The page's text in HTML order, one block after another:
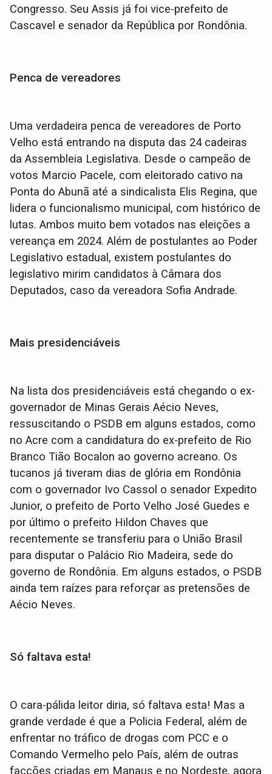
Congresso. Seu Assis já foi vice-prefeito de
Cascavel e senador da República por Rondônia.
Penca de vereadores
Uma verdadeira penca de vereadores de Porto
Velho está entrando na disputa das 24 cadeiras
da Assembleia Legislativa. Desde o campeão de
votos Marcio Pacele, com eleitorado cativo na
Ponta do Abunã até a sindicalista Elis Regina, que
lidera o funcionalismo municipal, com histórico de
lutas. Ambos muito bem votados nas eleições a
vereança em 2024. Além de postulantes ao Poder
Legislativo estadual, existem postulantes do
legislativo mirim candidatos à Câmara dos
Deputados, caso da vereadora Sofia Andrade.
Mais presidenciáveis
Na lista dos presidenciáveis está chegando o ex-
governador de Minas Gerais Aécio Neves,
ressuscitando o PSDB em alguns estados, como
no Acre com a candidatura do ex-prefeito de Rio
Branco Tião Bocalon ao governo acreano. Os
tucanos já tiveram dias de glória em Rondônia
com o governador Ivo Cassol o senador Expedito
Junior, o prefeito de Porto Velho José Guedes e
por último o prefeito Hildon Chaves que
recentemente se transferiu para o União Brasil
para disputar o Palácio Rio Madeira, sede do
governo de Rondônia. Em alguns estados, o PSDB
ainda tem raízes para reforçar as pretensões de
Aécio Neves.
Só faltava esta!
O cara-pálida leitor diria, só faltava esta! Mas a
grande verdade é que a Policia Federal, além de
enfrentar no tráfico de drogas com PCC e o
Comando Vermelho pelo País, além de outras
facções criadas em Manaus e no Nordeste, agora